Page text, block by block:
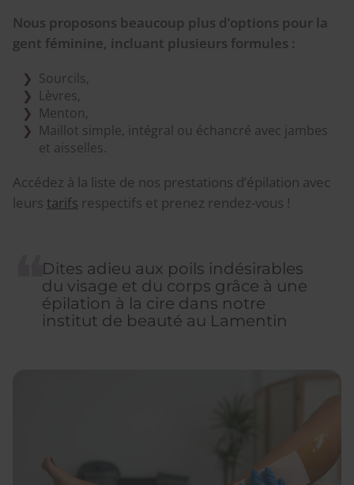
Nous proposons beaucoup plus d’options pour la
gent féminine, incluant plusieurs formules :
Sourcils,
Lèvres,
Menton,
Maillot simple, intégral ou échancré avec jambes
et aisselles.
Accédez à la liste de nos prestations d’épilation avec
leurs tarifs respectifs et prenez rendez-vous !
Dites adieu aux poils indésirables
du visage et du corps grâce à une
épilation à la cire dans notre
institut de beauté au Lamentin